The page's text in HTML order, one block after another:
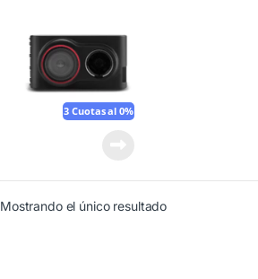
3 Cuotas al 0%
Mostrando el único resultado